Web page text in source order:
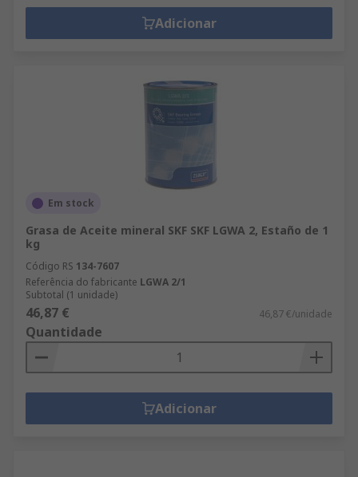
Adicionar
Em stock
Grasa de Aceite mineral SKF SKF LGWA 2, Estaño de 1
kg
Código RS 134-7607
Referência do fabricante LGWA 2/1
Subtotal (1 unidade)
46,87 € 46,87 €/unidade
Quantidade
Adicionar